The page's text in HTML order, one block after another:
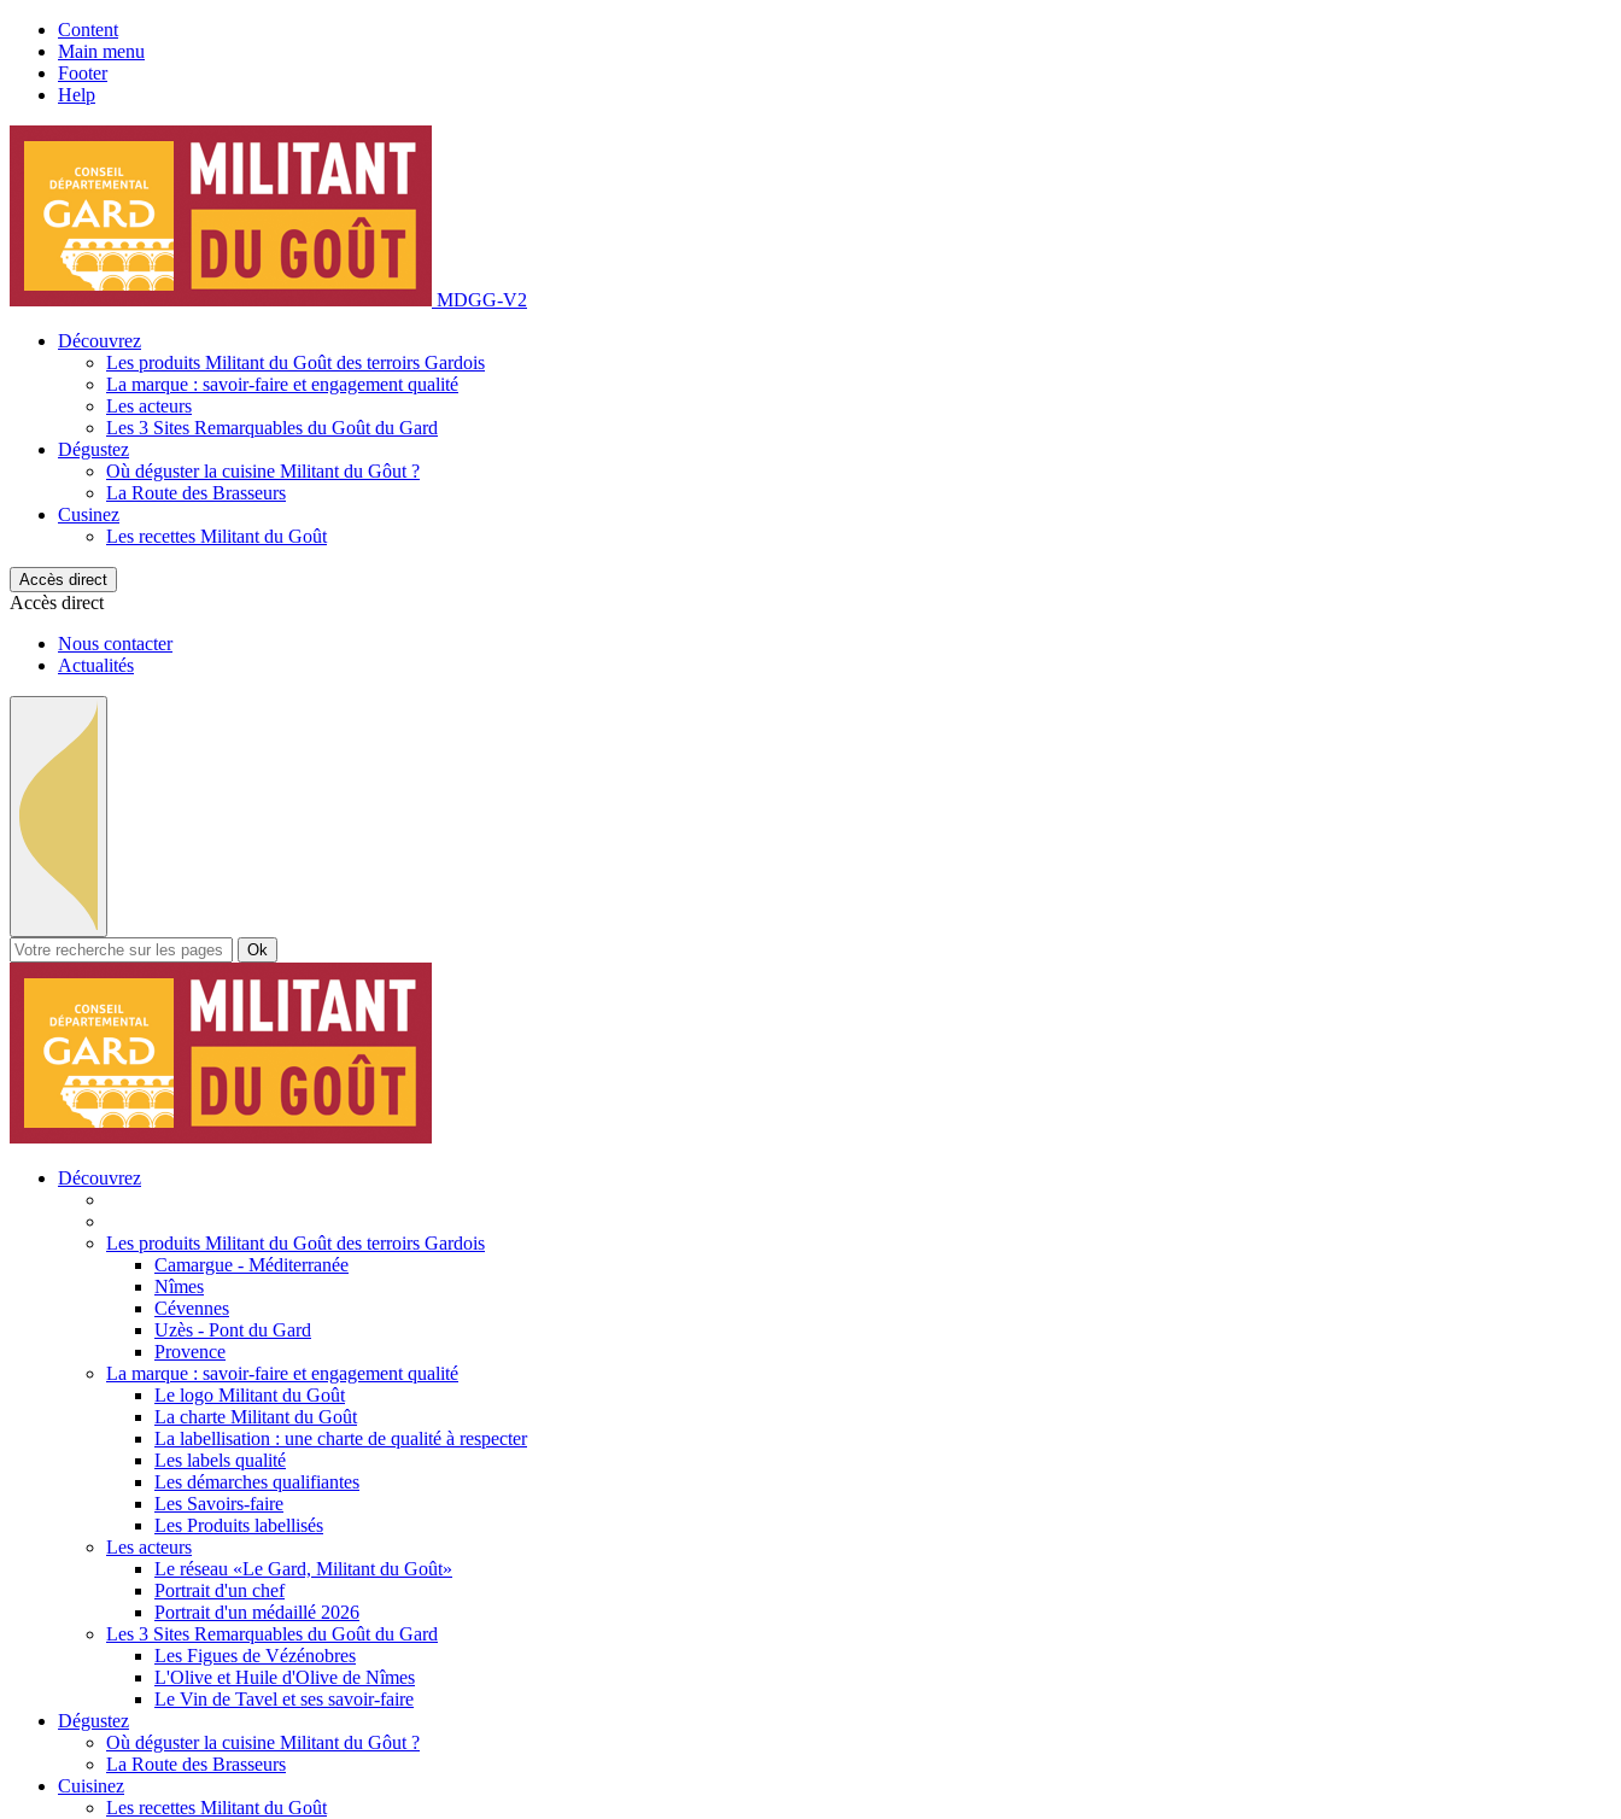
Content
Main menu
Footer
Help
MDGG-V2
Découvrez
Les produits Militant du Goût des terroirs Gardois
La marque : savoir-faire et engagement qualité
Les acteurs
Les 3 Sites Remarquables du Goût du Gard
Dégustez
Où déguster la cuisine Militant du Gôut ?
La Route des Brasseurs
Cusinez
Les recettes Militant du Goût
Accès direct
Accès direct
Nous contacter
Actualités
Ok
Découvrez
Les produits Militant du Goût des terroirs Gardois
Camargue - Méditerranée
Nîmes
Cévennes
Uzès - Pont du Gard
Provence
La marque : savoir-faire et engagement qualité
Le logo Militant du Goût
La charte Militant du Goût
La labellisation : une charte de qualité à respecter
Les labels qualité
Les démarches qualifiantes
Les Savoirs-faire
Les Produits labellisés
Les acteurs
Le réseau «Le Gard, Militant du Goût»
Portrait d'un chef
Portrait d'un médaillé 2026
Les 3 Sites Remarquables du Goût du Gard
Les Figues de Vézénobres
L'Olive et Huile d'Olive de Nîmes
Le Vin de Tavel et ses savoir-faire
Dégustez
Où déguster la cuisine Militant du Gôut ?
La Route des Brasseurs
Cuisinez
Les recettes Militant du Goût